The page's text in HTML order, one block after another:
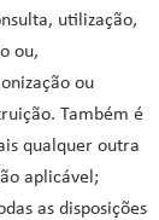
utilização,
ou,
ou
Também é
qualquer outra
aplicável;
as disposições